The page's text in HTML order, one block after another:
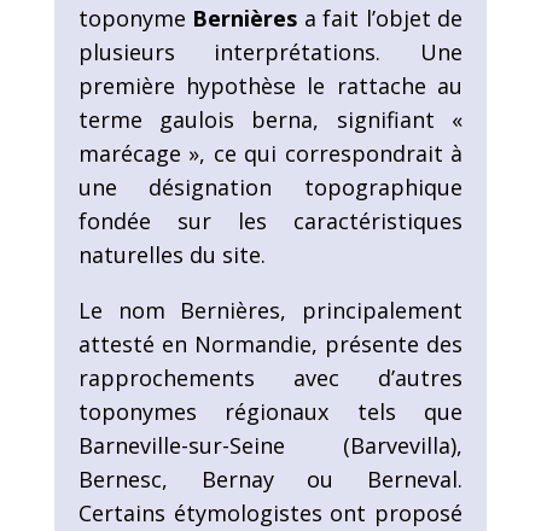
toponyme Bernières a fait l’objet de
plusieurs interprétations. Une
première hypothèse le rattache au
terme gaulois berna, signifiant «
marécage », ce qui correspondrait à
une désignation topographique
fondée sur les caractéristiques
naturelles du site.
Le nom Bernières, principalement
attesté en Normandie, présente des
rapprochements avec d’autres
toponymes régionaux tels que
Barneville-sur-Seine (Barvevilla),
Bernesc, Bernay ou Berneval.
Certains étymologistes ont proposé